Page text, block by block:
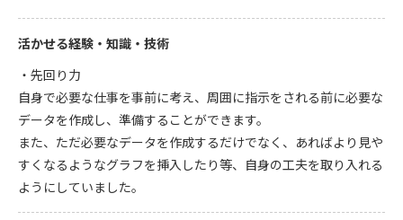
活かせる経験・知識・技術
・先回り力
自身で必要な仕事を事前に考え、周囲に指示をされる前に必要な
データを作成し、準備することができます。
また、ただ必要なデータを作成するだけでなく、あればより見や
すくなるようなグラフを挿入したり等、自身の工夫を取り入れる
ようにしていました。